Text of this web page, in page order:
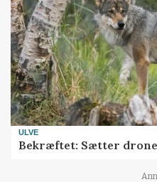
ULVE
Bekræftet: Sætter